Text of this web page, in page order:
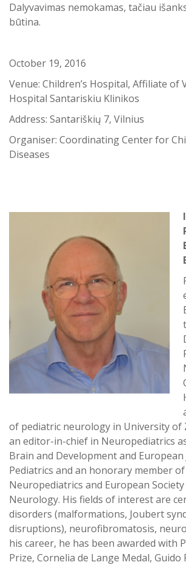
Dalyvavimas nemokamas, tačiau
būtina.
October 19, 2016
Venue: Children’s Hospital, Affiliate of
Hospital Santariskiu Klinikos
Address: Santariškių 7, Vilnius
Organiser: Coordinating Center for
Diseases
of pediatric neurology in University of
an editor-in-chief in Neuropediatrics
Brain and Development and
Pediatrics and an honorary member
Neuropediatrics and European
Neurology. His fields of interest are
disorders (malformations, Joubert
disruptions), neurofibromatosis,
his career, he has been awarded with
Prize, Cornelia de Lange Medal, Guido